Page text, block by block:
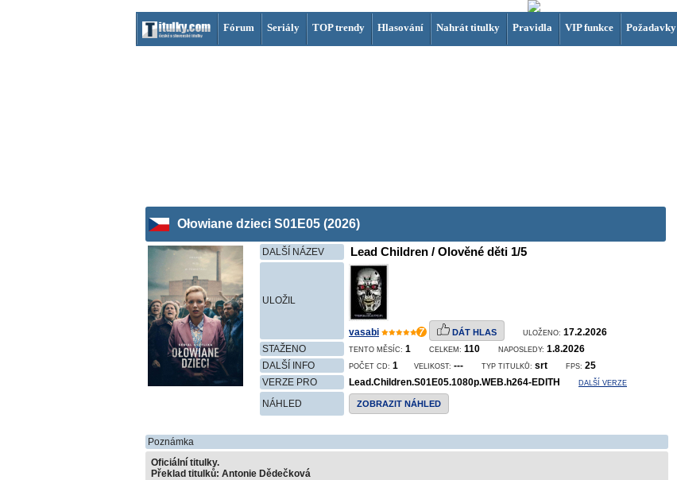
Fórum Seriály TOP trendy Hlasování Nahrát titulky Pravidla VIP funkce Požadavky
Ołowiane dzieci S01E05 (2026)
DALŠÍ NÁZEV Lead Children / Olověné děti 1/5
ULOŽIL
vasabi 7 DÁT HLAS ULOŽENO: 17.2.2026
STAŽENO
TENTO MĚSÍC: 1 CELKEM: 110 NAPOSLEDY: 1.8.2026
DALŠÍ INFO
POČET CD: 1 VELIKOST: --- TYP TITULKŮ: srt FPS: 25
VERZE PRO
Lead.Children.S01E05.1080p.WEB.h264-EDITH DALŠÍ VERZE
NÁHLED ZOBRAZIT NÁHLED
Poznámka
Oficiální titulky.
Překlad titulků: Antonie Dědečková